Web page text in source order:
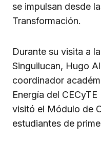
se impulsan desde
Transformación.
Durante su visita a
Singuilucan, Hugo
coordinador
Energía del
visitó el Módulo de
estudiantes de